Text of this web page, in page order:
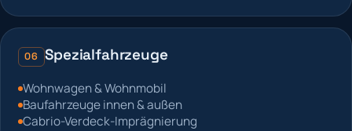
06 Spezialfahrzeuge
Wohnwagen & Wohnmobil
Baufahrzeuge innen & außen
Cabrio-Verdeck-Imprägnierung